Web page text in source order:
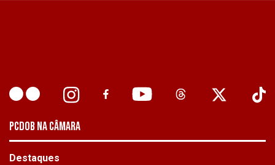
PCDOB NA CÂMARA
Destaques